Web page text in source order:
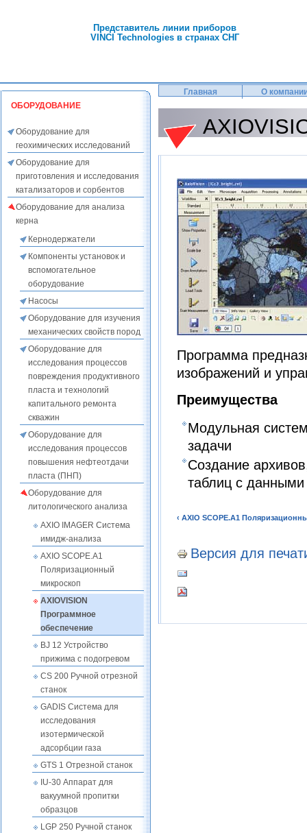
Представитель линии приборов
VINCI Technologies в странах СНГ
ОБОРУДОВАНИЕ
Оборудование для
геохимических исследований
Оборудование для
приготовления и исследования
катализаторов и сорбентов
Оборудование для анализа
керна
Кернодержатели
Компоненты установок и
вспомогательное
оборудование
Насосы
Оборудование для изучения
механических свойств пород
Оборудование для
исследования процессов
повреждения продуктивного
пласта и технологий
капитального ремонта
скважин
Оборудование для
исследования процессов
повышения нефтеотдачи
пласта (ПНП)
Оборудование для
литологического анализа
AXIO IMAGER Система
имидж-анализа
AXIO SCOPE.A1
Поляризационный
микроскоп
AXIOVISION
Программное
обеспечение
BJ 12 Устройство
прижима с подогревом
CS 200 Ручной отрезной
станок
GADIS Система для
исследования
изотермической
адсорбции газа
GTS 1 Отрезной станок
IU-30 Аппарат для
вакуумной пропитки
образцов
LGP 250 Ручной станок
Главная О
Программа
изображений и
Преимущества
Модульная
задачи
Создание
таблиц с данными
‹ AXIO SCOPE.A1
Версия для